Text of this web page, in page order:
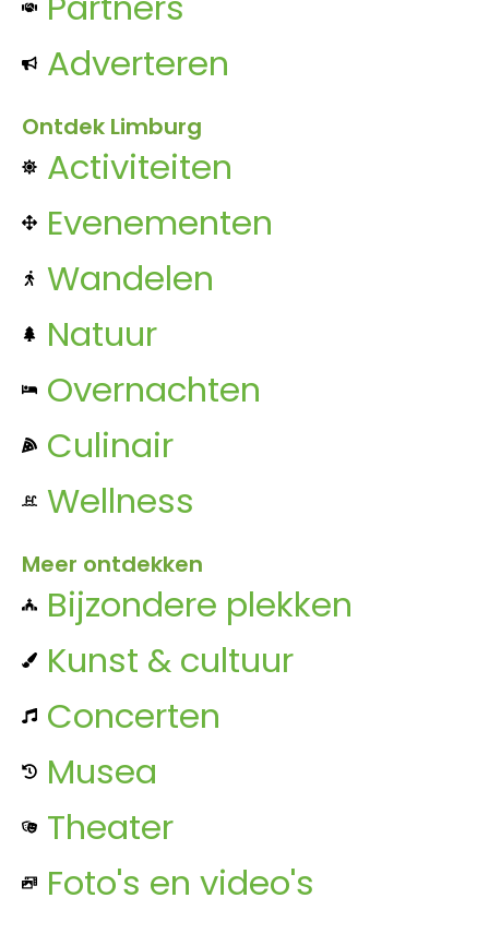
Adverteren
Ontdek Limburg
Activiteiten
Evenementen
Wandelen
Natuur
Overnachten
Culinair
Wellness
Meer ontdekken
Bijzondere plekken
Kunst & cultuur
Concerten
Musea
Theater
Foto's en video's